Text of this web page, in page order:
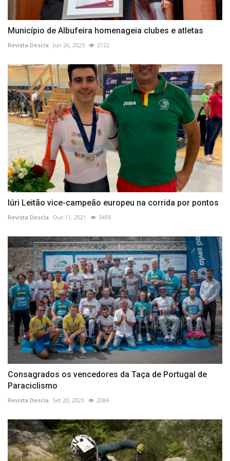
Município de Albufeira homenageia clubes e atletas
Revista Descla Jun 26, 2023 2122
Iúri Leitão vice-campeão europeu na corrida por pontos
Revista Descla Out 11, 2021 3459
Consagrados os vencedores da Taça de Portugal de
Paraciclismo
Revista Descla Set 20, 2023 2084